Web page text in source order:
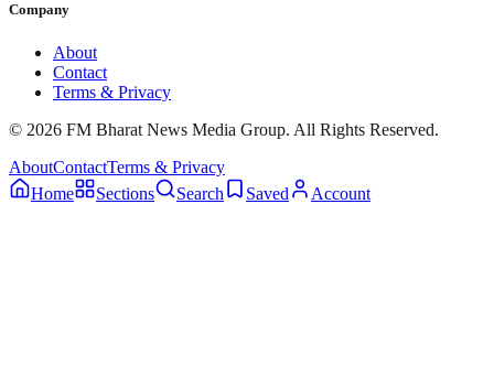
Company
About
Contact
Terms & Privacy
© 2026 FM Bharat News Media Group. All Rights Reserved.
AboutContactTerms & Privacy
Home
Sections Search Saved Account